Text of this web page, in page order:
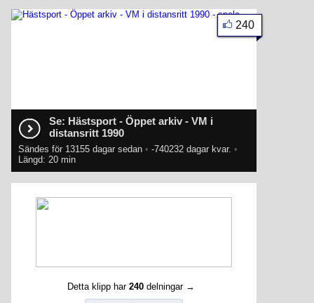
Se: Hästsport - Öppet arkiv - VM i
distansritt 1990
Sändes för 13155 dagar sedan • -740232 dagar kvar. •
Längd: 20 min
240
Detta klipp har 240 delningar →